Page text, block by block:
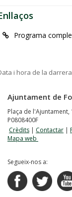
Programa
i hora de la
Ajuntament de
Plaça de
P0808400F
Crèdits | Contactar |
Mapa web
Segueix-nos a: